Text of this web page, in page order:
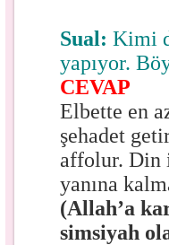
Sual: Kimi
yapıyor.
CEVAP
Elbette en
şehadet
affolur. Din
yanına
(Allah’a
simsiyah